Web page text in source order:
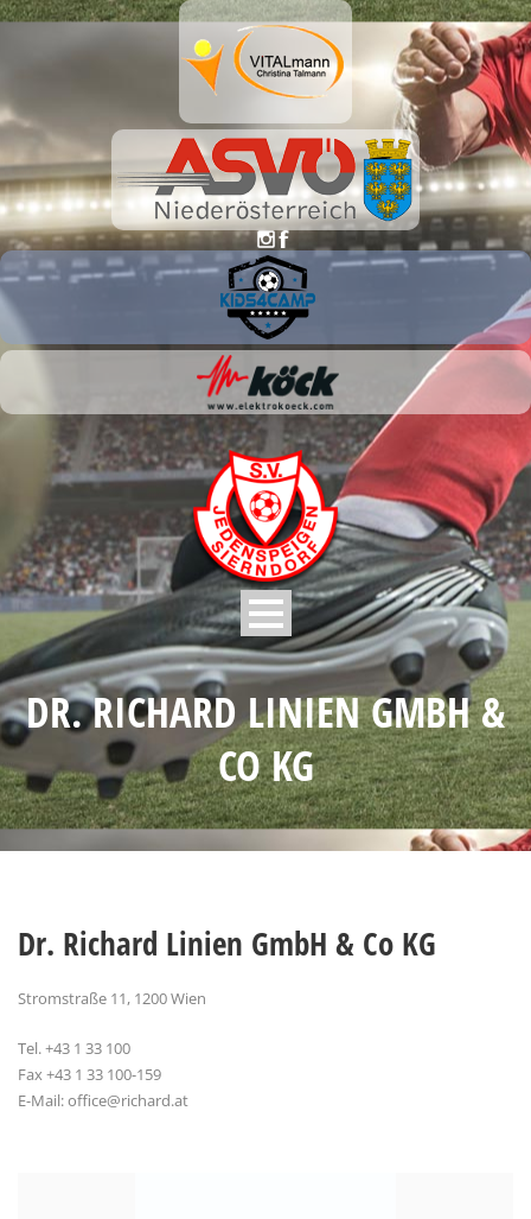
DR. RICHARD LINIEN GMBH &
CO KG
Dr. Richard Linien GmbH & Co KG
Stromstraße 11, 1200 Wien
Tel. +43 1 33 100
Fax +43 1 33 100-159
E-Mail: office@richard.at